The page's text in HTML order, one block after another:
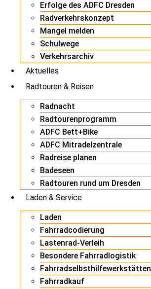
Erfolge des ADFC Dresden
Radverkehrskonzept
Mangel melden
Schulwege
Verkehrsarchiv
Aktuelles
Radtouren & Reisen
Radnacht
Radtourenprogramm
ADFC Bett+Bike
ADFC Mitradelzentrale
Radreise planen
Badeseen
Radtouren rund um Dresden
Laden & Service
Laden
Fahrradcodierung
Lastenrad-Verleih
Besondere Fahrradlogistik
Fahrradselbsthilfewerkstätten
Fahrradkauf